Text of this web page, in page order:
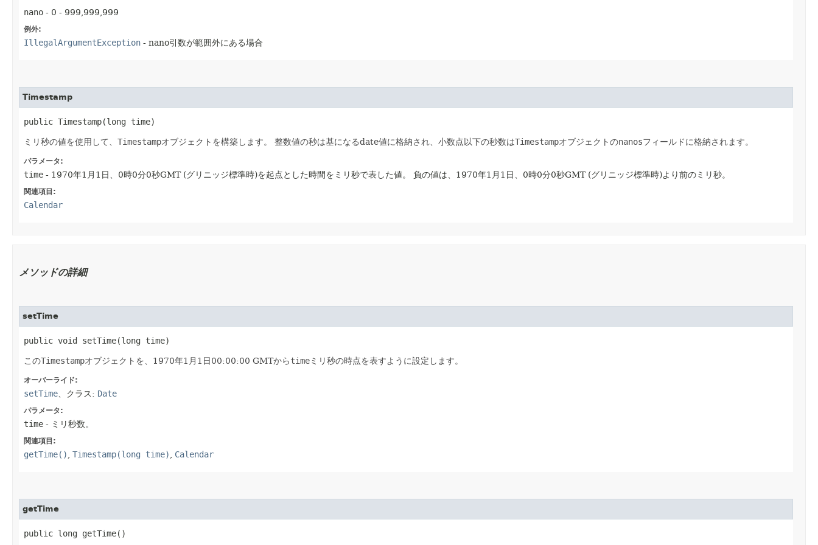
nano - 0 - 999,999,999
例外:
IllegalArgumentException - nano引数が範囲外にある場合
Timestamp
public Timestamp​(long time)
ミリ秒の値を使用して、 Timestampオブジェクトを構築します。 整数値の秒は基になるdate値に格納され、小数点以下の秒数はTimestampオブジェクトのnanosフィールドに格納されます。
パラメータ:
time - 1970年1月1日、0時0分0秒GMT (グリニッジ標準時)を起点とした時間をミリ秒で表した値。 負の値は、1970年1月1日、0時0分0秒GMT (グリニッジ標準時)より前のミリ秒。
関連項目:
Calendar
メソッドの詳細
setTime
public void setTime​(long time)
このTimestampオブジェクトを、1970年1月1日00:00:00 GMTからtimeミリ秒の時点を表すように設定します。
オーバーライド:
setTime 、クラス: Date
パラメータ:
time - ミリ秒数。
関連項目:
getTime() Timestamp(long time) Calendar
getTime
public long getTime()